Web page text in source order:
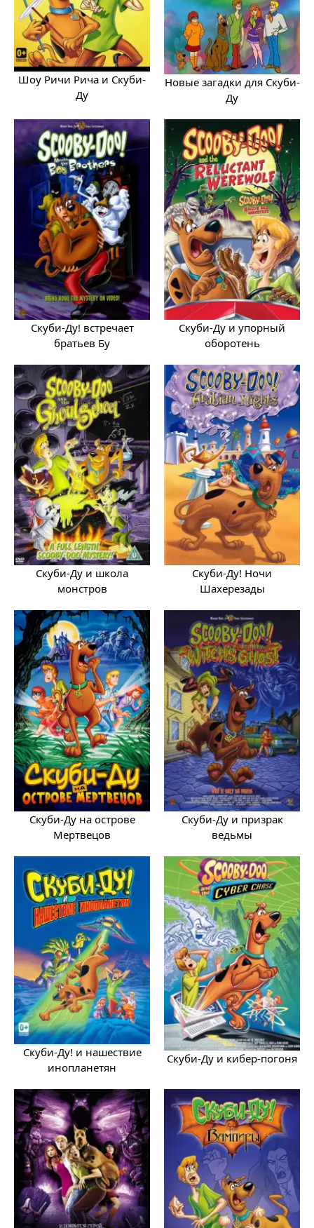
Шоу Ричи Рича и Скуби-
Ду
Новые загадки для Скуби-
Ду
Скуби-Ду! встречает
братьев Бу
Скуби-Ду и упорный
оборотень
Скуби-Ду и школа
монстров
Скуби-Ду! Ночи
Шахерезады
Скуби-Ду на острове
Мертвецов
Скуби-Ду и призрак
ведьмы
Скуби-Ду! и нашествие
инопланетян
Скуби-Ду и кибер-погоня